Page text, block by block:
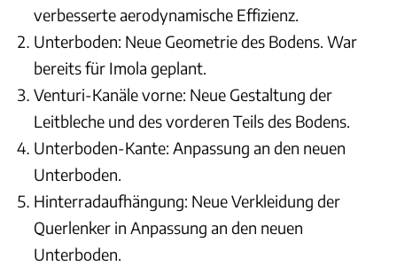
verbesserte aerodynamische Effizienz.
Unterboden: Neue Geometrie des Bodens. War
bereits für Imola geplant.
Venturi-Kanäle vorne: Neue Gestaltung der
Leitbleche und des vorderen Teils des Bodens.
Unterboden-Kante: Anpassung an den neuen
Unterboden.
Hinterradaufhängung: Neue Verkleidung der
Querlenker in Anpassung an den neuen
Unterboden.